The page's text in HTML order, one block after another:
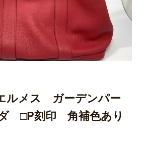
ルメス ガーデンパー
□P刻印 角補色あり